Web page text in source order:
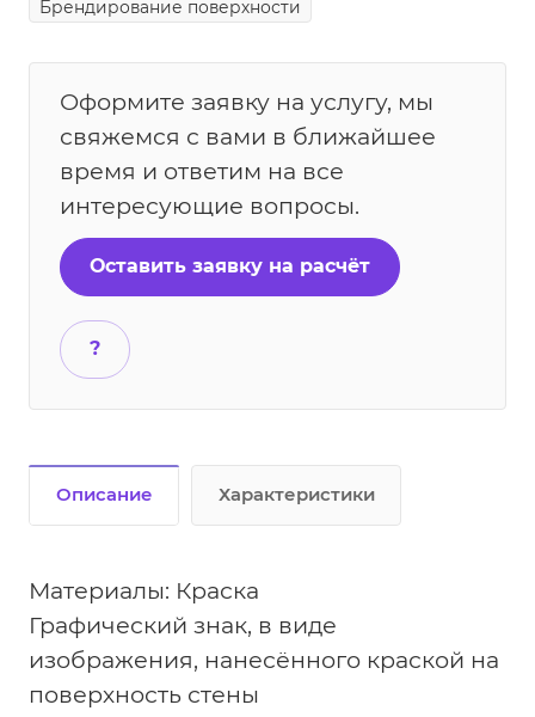
Брендирование поверхности
Оформите заявку на услугу, мы
свяжемся с вами в ближайшее
время и ответим на все
интересующие вопросы.
Оставить заявку на расчёт
?
Описание Характеристики
Материалы: Краска
Графический знак, в виде
изображения, нанесённого краской на
поверхность стены